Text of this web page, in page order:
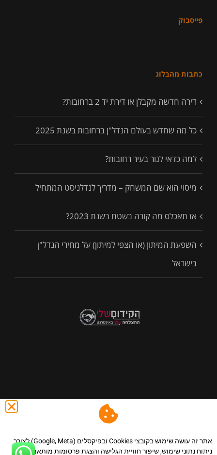
פייסבוק
כתבות מהבלוג
דירה חדשה מקבלן או דירת יד 2 ברחובות?
כל מה שחדש בעולם הנדל"ן ברחובות בשנת 2025
למה כדאי לגור בעיר רחובות?
מיסוי הוא שם המשחק – מדריך לנדלניסט המתחיל
אז תאכלס מה קורה בשטח בשנת 2023?
השפעת המיתון (או הצפי למיתון) על מחירי הנדל"ן
בישראל
@ כול הזכויות שמורות לסיני נכסים - השקעות,שיווק נדל"ן ונכסים
תקנון אתר. | llms.
אתר זה עושה שימוש בקובצי Cookies ובפיקסלים (Google, Meta) לצורך
ניתוח נתוני שימוש, שיפור חוויית הגלישה והצגת פרסומות מותאמות.